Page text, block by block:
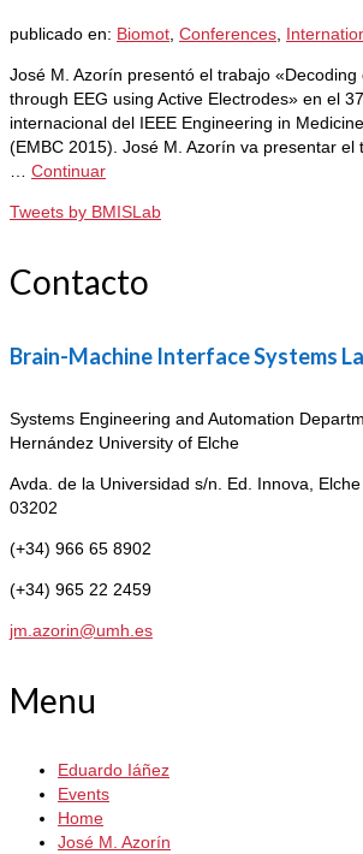
publicado en: Biomot, Conferences,
José M. Azorín presentó el trabajo «Decoding
through EEG using Active Electrodes» en el
internacional del IEEE Engineering in
(EMBC 2015). José M. Azorín va presentar el
… Continuar
Tweets by BMISLab
Contacto
Brain-Machine Interface Systems
Systems Engineering and Automation
Hernández University of Elche
Avda. de la Universidad s/n. Ed. Innova,
03202
(+34) 966 65 8902
(+34) 965 22 2459
jm.azorin@umh.es
Menu
Eduardo Iáñez
Events
Home
José M. Azorín